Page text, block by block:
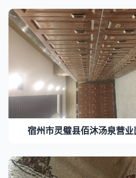
宿州市灵璧县佰沐汤泉营